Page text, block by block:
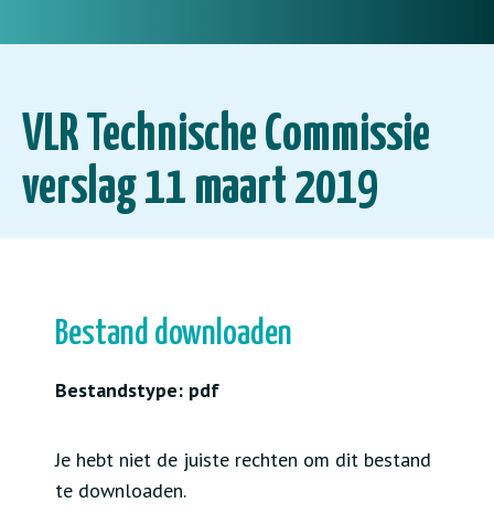
VLR Technische Commissie
verslag 11 maart 2019
Bestand downloaden
Bestandstype: pdf
Je hebt niet de juiste rechten om dit bestand
te downloaden.